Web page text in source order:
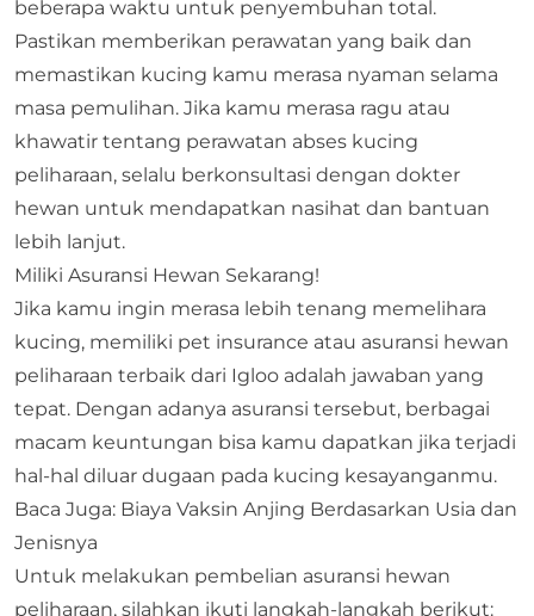
beberapa waktu untuk penyembuhan total.
Pastikan memberikan perawatan yang baik dan
memastikan kucing kamu merasa nyaman selama
masa pemulihan. Jika kamu merasa ragu atau
khawatir tentang perawatan abses kucing
peliharaan, selalu berkonsultasi dengan dokter
hewan untuk mendapatkan nasihat dan bantuan
lebih lanjut.
Miliki Asuransi Hewan Sekarang!
Jika kamu ingin merasa lebih tenang memelihara
kucing, memiliki pet insurance atau asuransi hewan
peliharaan terbaik dari Igloo adalah jawaban yang
tepat. Dengan adanya asuransi tersebut, berbagai
macam keuntungan bisa kamu dapatkan jika terjadi
hal-hal diluar dugaan pada kucing kesayanganmu.
Baca Juga: Biaya Vaksin Anjing Berdasarkan Usia dan
Jenisnya
Untuk melakukan pembelian asuransi hewan
peliharaan, silahkan ikuti langkah-langkah berikut: